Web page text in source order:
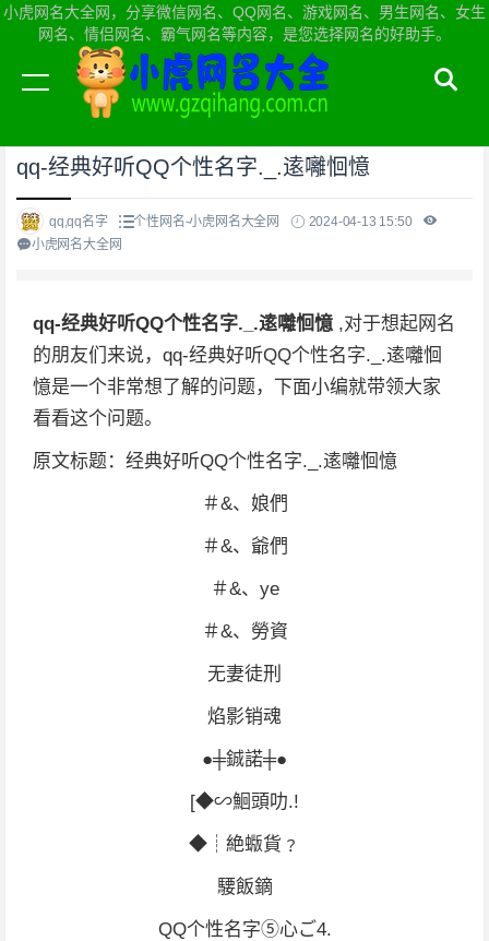
小虎网名大全网，分享微信网名、QQ网名、游戏网名、男生网名、女生
网名、情侣网名、霸气网名等内容，是您选择网名的好助手。
当前位置：小虎网名大全网首页>个性网名
qq-经典好听QQ个性名字._.逺囄恛憶
qq,qq名字 个性网名-小虎网名大全网
2024-04-13 15:50
小虎网名大全网
qq-经典好听QQ个性名字._.逺囄恛憶 ,对于想起网名
的朋友们来说，qq-经典好听QQ个性名字._.逺囄恛
憶是一个非常想了解的问题，下面小编就带领大家
看看这个问题。
原文标题：经典好听QQ个性名字._.逺囄恛憶
＃&、娘們
＃&、爺們
＃&、ye
＃&、勞資
无妻徒刑
焰影销魂
●╪鋮諾╪●
[◆∽鮰頭叻.!
◆┊絶蝂貨﹖
騕飯鏑
QQ个性名字⑤心ご4.